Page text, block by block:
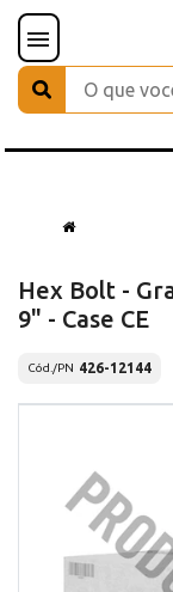
Hex Bolt -
9" - Case CE
Cód./PN 426-12144